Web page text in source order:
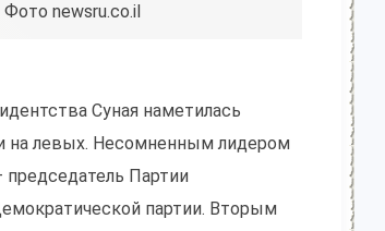
newsru.co.il
Суная наметилась
на левых. Несомненным лидером
Партии
партии. Вторым